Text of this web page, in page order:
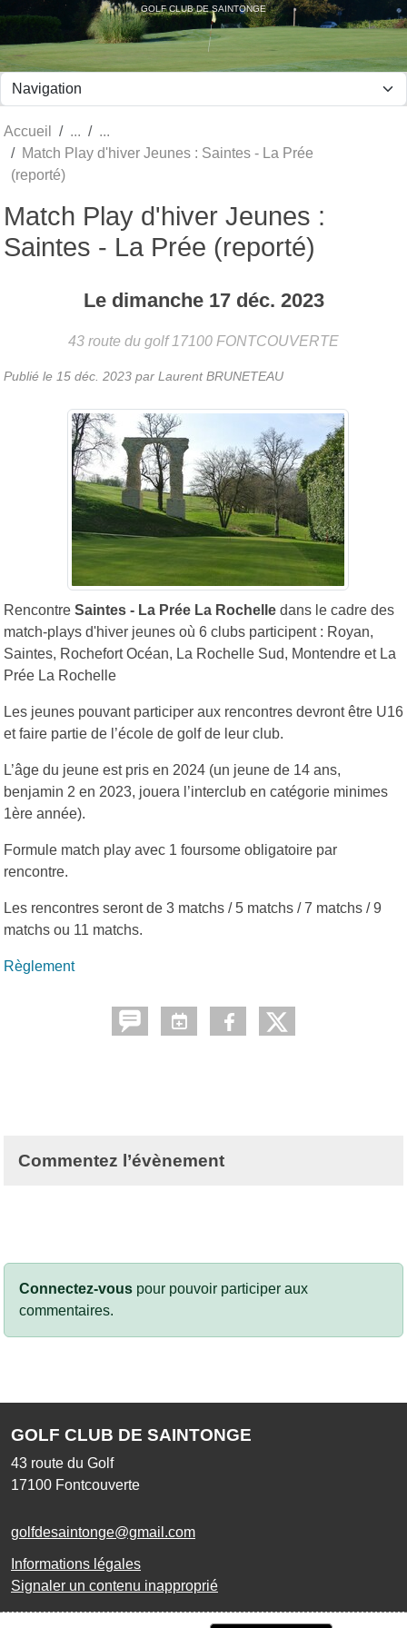
GOLF CLUB DE SAINTONGE
Accueil
Match Play d'hiver Jeunes : Saintes - La Prée
(reporté)
Match Play d'hiver Jeunes :
Saintes - La Prée (reporté)
Le dimanche 17 déc. 2023
43 route du golf 17100 FONTCOUVERTE
Publié le 15 déc. 2023 par Laurent BRUNETEAU
Rencontre Saintes - La Prée La Rochelle dans le cadre des
match-plays d'hiver jeunes où 6 clubs participent : Royan,
Saintes, Rochefort Océan, La Rochelle Sud, Montendre et La
Prée La Rochelle
Les jeunes pouvant participer aux rencontres devront être U16
et faire partie de l’école de golf de leur club.
L’âge du jeune est pris en 2024 (un jeune de 14 ans,
benjamin 2 en 2023, jouera l’interclub en catégorie minimes
1ère année).
Formule match play avec 1 foursome obligatoire par
rencontre.
Les rencontres seront de 3 matchs / 5 matchs / 7 matchs / 9
matchs ou 11 matchs.
Règlement
Commentez l’évènement
Connectez-vous pour pouvoir participer aux
commentaires.
GOLF CLUB DE SAINTONGE
43 route du Golf
17100 Fontcouverte
golfdesaintonge@gmail.com
Informations légales
Signaler un contenu inapproprié
Panneau de gestion des cookies